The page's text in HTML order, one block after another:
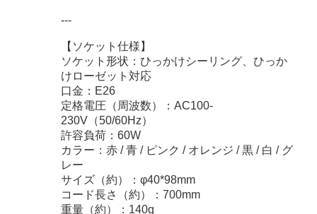
---
【ソケット仕様】
ソケット形状：ひっかけシーリング、ひっか
けローゼット対応
口金：E26
定格電圧（周波数）：AC100-
230V（50/60Hz）
許容負荷：60W
カラー：赤 / 青 / ピンク / オレンジ / 黒 / 白 / グ
レー
サイズ（約）：φ40*98mm
コード長さ（約）：700mm
重量（約）：140g